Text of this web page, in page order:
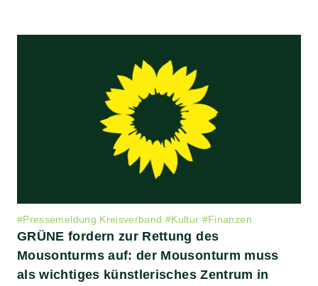
#Pressemeldung Kreisverband #Kultur #Finanzen
GRÜNE fordern zur Rettung des
Mousonturms auf: der Mousonturm muss
als wichtiges künstlerisches Zentrum in